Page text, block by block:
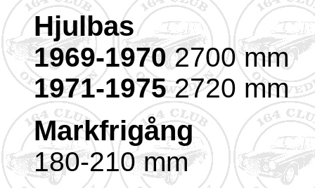
Hjulbas
1969-19702700 mm
1971-19752720 mm
Markfrigång
180-210 mm